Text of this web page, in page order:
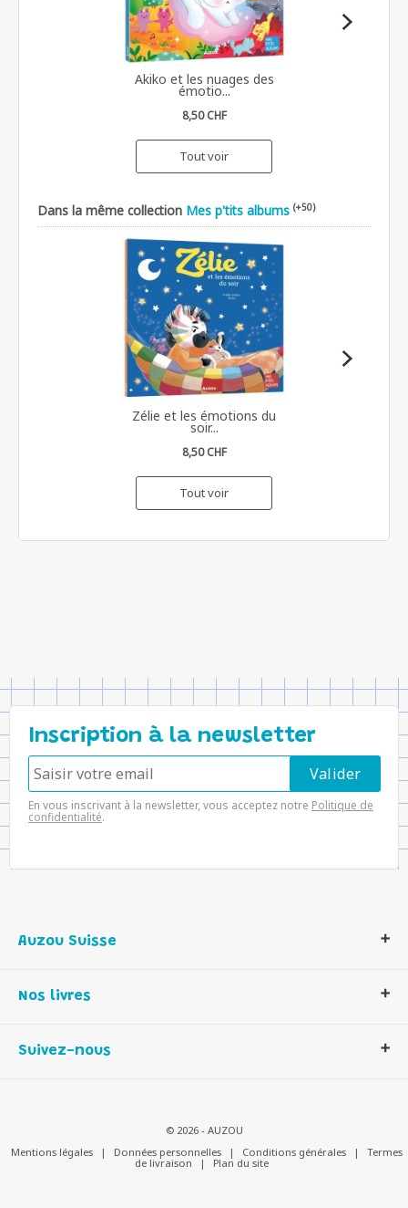
Akiko et les nuages des
émotio...
8,50 CHF
Tout voir
Dans la même collection Mes p'tits albums (+50)
Zélie et les émotions du
soir...
8,50 CHF
Tout voir
Inscription à la newsletter
En vous inscrivant à la newsletter, vous acceptez notre Politique de
confidentialité.
Auzou Suisse
Notre histoire
Contactez-nous
Nos livres
Livres enfants
Suivez-nous
© 2026 - AUZOU
Mentions légales
| Données personnelles | Conditions générales |
Termes
de livraison
| Plan du site